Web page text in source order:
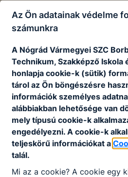
Az intézmény igazgatójának
dokumentumból.
„A vezetés cselekvést jelent,
(Donald H. McGannon)
10 Vezetői program 61-
Letöltés
Az Ön adatainak védelme
számunkra
A Nógrád Vármegyei SZC
Technikum, Szakképző Iskola
honlapja cookie-k (sütik)
tárol az Ön böngészésre
információk személyes
alábbiakban lehetősége van
mely típusú cookie-k
engedélyezni. A cookie-k
teljeskörű információkat a
talál.
Mi az a cookie? A cookie egy